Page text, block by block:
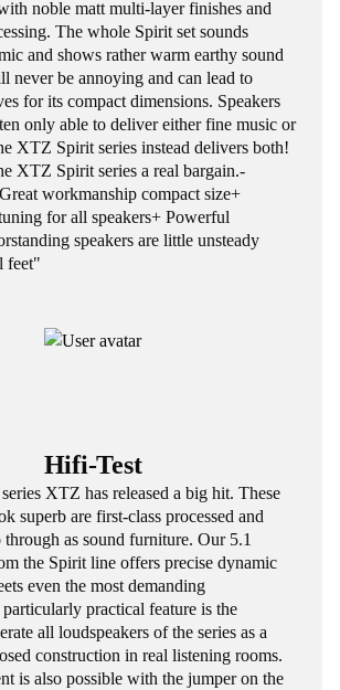
noble matt multi-layer finishes and
The whole Spirit set sounds
and shows rather warm earthy sound
never be annoying and can lead to
for its compact dimensions. Speakers
only able to deliver either fine music or
XTZ Spirit series instead delivers both!
XTZ Spirit series a real bargain.-
workmanship compact size+
for all speakers+ Powerful
speakers are little unsteady
feet"
Hifi-Test
XTZ has released a big hit. These
superb are first-class processed and
as sound furniture. Our 5.1
the Spirit line offers precise dynamic
even the most demanding
practical feature is the
all loudspeakers of the series as a
construction in real listening rooms.
is also possible with the jumper on the